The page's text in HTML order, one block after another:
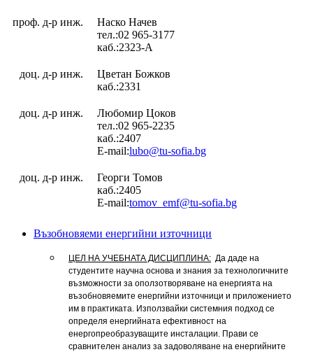
проф. д-р инж.
Наско Начев
тел.:02 965-3177
каб.:2323-А
доц. д-р инж.
Цветан Божков
каб.:2331
доц. д-р инж.
Любомир Цоков
тел.:02 965-2235
каб.:2407
E-mail:lubo@tu-sofia.bg
доц. д-р инж.
Георги Томов
каб.:2405
E-mail:tomov_emf@tu-sofia.bg
Възобновяеми енергийни източници
ЦЕЛ НА УЧЕБНАТА ДИСЦИПЛИНА: Да даде на
студентите научна основа и знания за технологичните
възможности за оползотворяване на енергията на
възобновяемите енергийни източници и приложението
им в практиката. Използвайки системния подход се
определя енергийната ефективност на
енергопреобразуващите инсталации. Прави се
сравнителен анализ за задоволяване на енергийните